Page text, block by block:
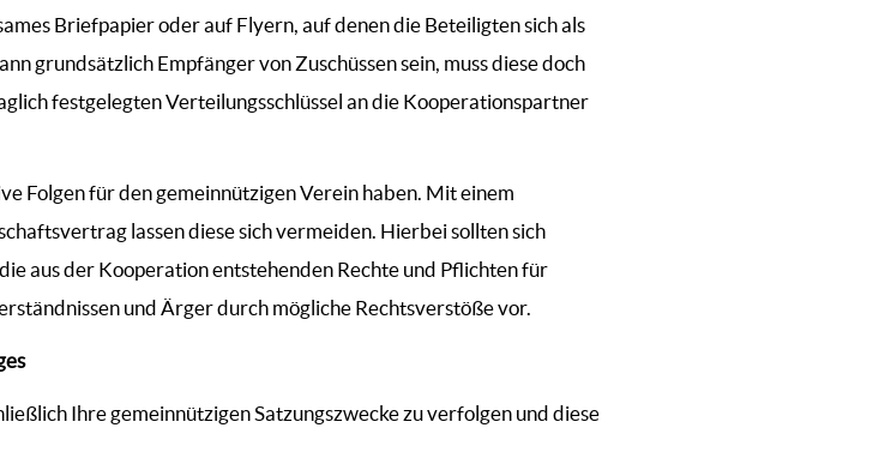
Briefpapier oder auf Flyern, auf denen die Beteiligten sich als
grundsätzlich Empfänger von Zuschüssen sein, muss diese doch
festgelegten Verteilungsschlüssel an die Kooperationspartner
Folgen für den gemeinnützigen Verein haben. Mit einem
lassen diese sich vermeiden. Hierbei sollten sich
aus der Kooperation entstehenden Rechte und Pflichten für
und Ärger durch mögliche Rechtsverstöße vor.
Ihre gemeinnützigen Satzungszwecke zu verfolgen und diese